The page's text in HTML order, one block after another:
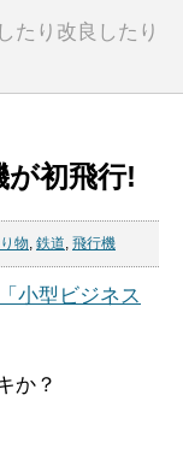
たり改良したり
初飛行!
物, 鉄道, 飛行機
小型ビジネス
か？